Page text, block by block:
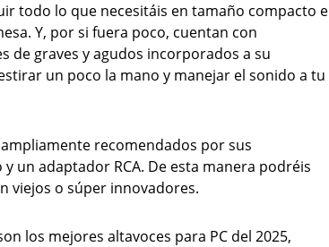
todo lo que necesitáis en tamaño compacto e
Y, por si fuera poco, cuentan con
de graves y agudos incorporados a su
un poco la mano y manejar el sonido a tu
recomendados por sus
un adaptador RCA. De esta manera podréis
viejos o súper innovadores.
los mejores altavoces para PC del 2025,